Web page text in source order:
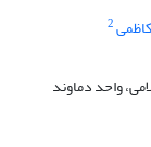
2
واحد دماوند